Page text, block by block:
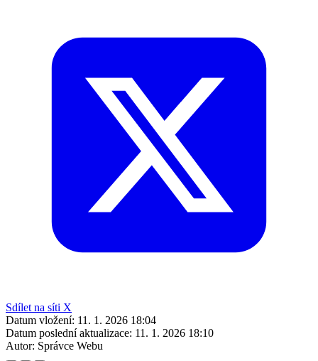
Sdílet na síti X
Datum vložení: 11. 1. 2026 18:04
Datum poslední aktualizace: 11. 1. 2026 18:10
Autor: Správce Webu